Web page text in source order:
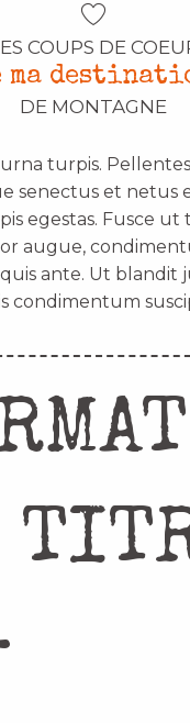
COUPS DE
ma
DE MONTAGNE
turpis.
senectus et netus
egestas. Fusce
augue,
ante. Ut blandit
condimentum